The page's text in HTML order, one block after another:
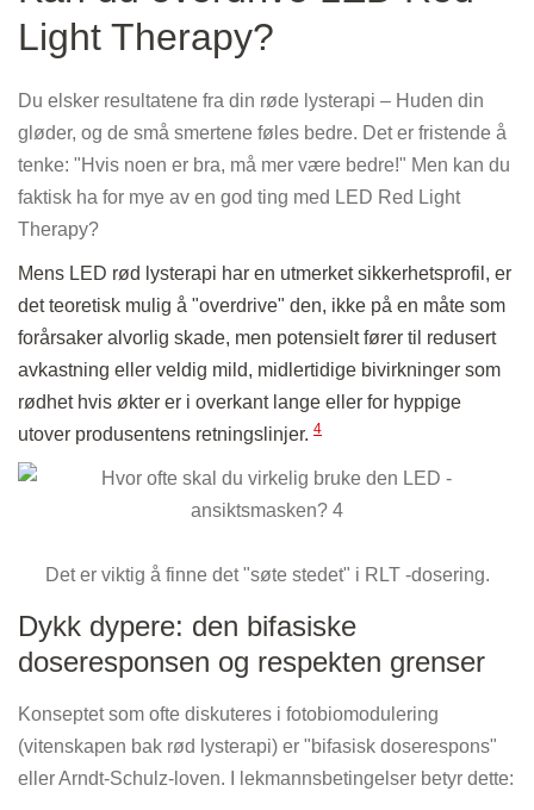
Light Therapy?
Du elsker resultatene fra din røde lysterapi – Huden din
gløder, og de små smertene føles bedre. Det er fristende å
tenke: "Hvis noen er bra, må mer være bedre!" Men kan du
faktisk ha for mye av en god ting med LED Red Light
Therapy?
Mens LED rød lysterapi har en utmerket sikkerhetsprofil, er
det teoretisk mulig å "overdrive" den, ikke på en måte som
forårsaker alvorlig skade, men potensielt fører til redusert
avkastning eller veldig mild, midlertidige bivirkninger som
rødhet hvis økter er i overkant lange eller for hyppige
utover produsentens retningslinjer. 4
Det er viktig å finne det "søte stedet" i RLT -dosering.
Dykk dypere: den bifasiske
doseresponsen og respekten grenser
Konseptet som ofte diskuteres i fotobiomodulering
(vitenskapen bak rød lysterapi) er "bifasisk doserespons"
eller Arndt-Schulz-loven. I lekmannsbetingelser betyr dette: